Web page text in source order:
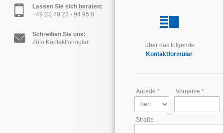
Lassen Sie sich beraten:
+49 (0) 70 23 - 94 95 0
Schreiben Sie uns:
Zum Kontaktformular
Über das folgende
Kontaktformular
Anrede * Vorname *
Straße